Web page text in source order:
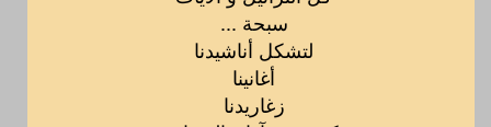
سبحة ...
لتشكل أناشيدنا
أغانينا
زغاريدنا